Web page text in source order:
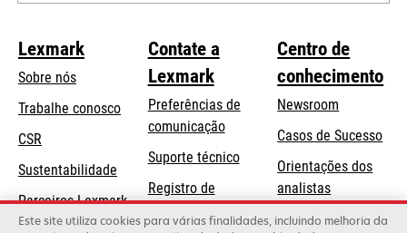
Lexmark
Sobre nós
Trabalhe conosco
CSR
Sustentabilidade
Parceiros Lexmark
Contate a
Lexmark
Preferências de
comunicação
Suporte técnicoabre
uma
nova
Registro de
produtos
Centro de
conhecimento
Newsroom
Casos de Sucesso
Orientações dos
analistas
Blog Lexmark
Este site utiliza cookies para várias finalidades, incluindo melhoria da